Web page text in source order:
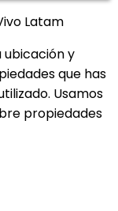
Latam
ubicación y
que has
Usamos
propiedades